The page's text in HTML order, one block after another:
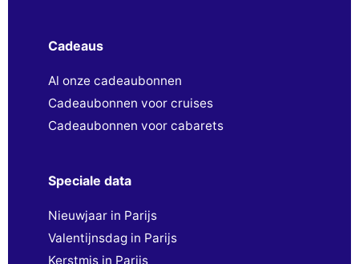
Cadeaus
Al onze cadeaubonnen
Cadeaubonnen voor cruises
Cadeaubonnen voor cabarets
Speciale data
Nieuwjaar in Parijs
Valentijnsdag in Parijs
Kerstmis in Parijs